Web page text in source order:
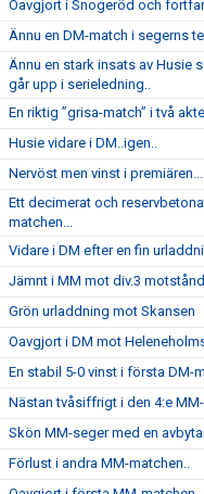
Oavgjort i Snogeröd och
Ännu en DM-match i segerns
Ännu en stark insats av Husie
går upp i serieledning..
En riktig ”grisa-match” i två
Husie vidare i DM..igen..
Nervöst men vinst i premiären...
Ett decimerat och
matchen...
Vidare i DM efter en fin
Jämnt i MM mot div.3
Grön urladdning mot Skansen
Oavgjort i DM mot Heleneholms
En stabil 5-0 vinst i första DM-
Nästan tvåsiffrigt i den 4:e MM-
Skön MM-seger med en
Förlust i andra MM-matchen..